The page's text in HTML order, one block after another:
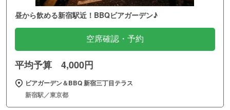
昼から飲める新宿駅近！BBQビアガーデン♪
空席確認・予約
平均予算 4,000円
ビアガーデン＆BBQ 新宿三丁目テラス
新宿駅／東京都